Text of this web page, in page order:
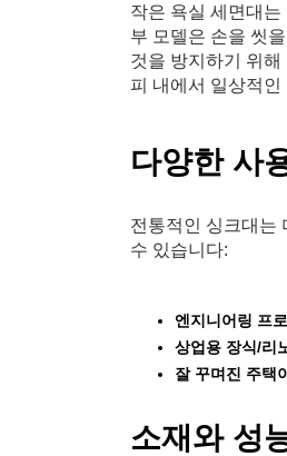
작은 욕실 세면대
부 모델은 손을 씻
것을 방지하기 위
피 내에서 일상적
다양한 사
전통적인 싱크대는
수 있습니다:
엔지니어링 프
상업용 장식/리
잘 꾸며진 주택
소재와 성